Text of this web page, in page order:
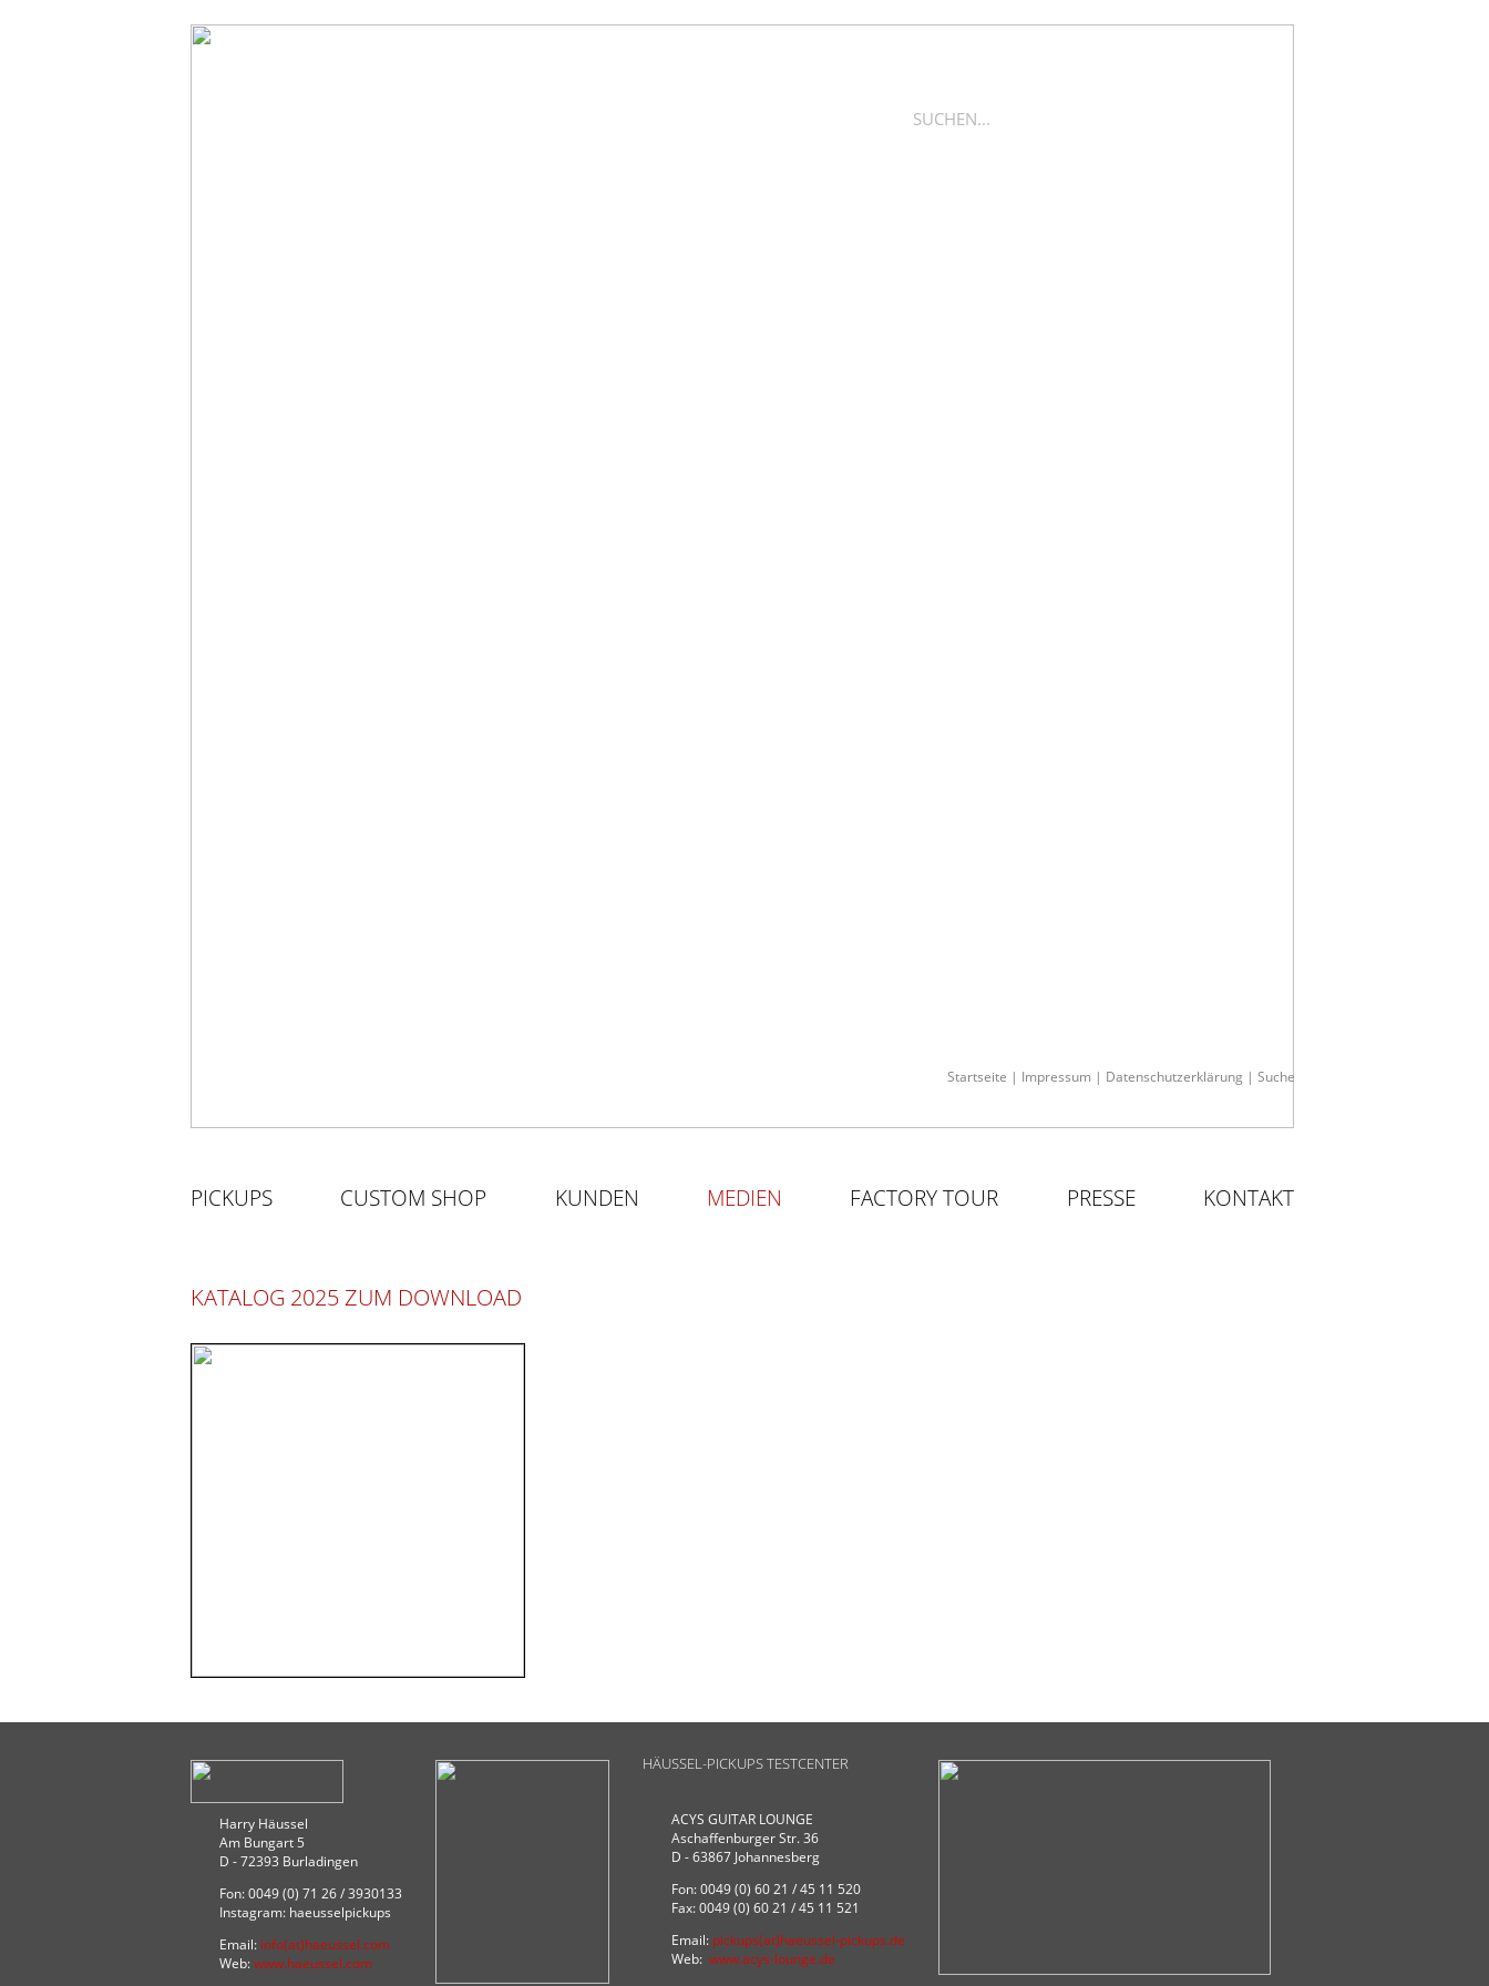
Startseite | Impressum | Datenschutzerklärung | Suche
PICKUPS CUSTOM SHOP KUNDEN MEDIEN FACTORY TOUR PRESSE KONTAKT
KATALOG 2025 ZUM DOWNLOAD
Harry Häussel
Am Bungart 5
D - 72393 Burladingen
Fon: 0049 (0) 71 26 / 3930133
Instagram: haeusselpickups
Email: info(at)haeussel.com
Web:www.haeussel.com
HÄUSSEL-PICKUPS TESTCENTER
ACYS GUITAR LOUNGE
Aschaffenburger Str. 36
D - 63867 Johannesberg
Fon: 0049 (0) 60 21 / 45 11 520
Fax: 0049 (0) 60 21 / 45 11 521
Email: pickups(at)haeussel-pickups.de
Web: www.acys-lounge.de